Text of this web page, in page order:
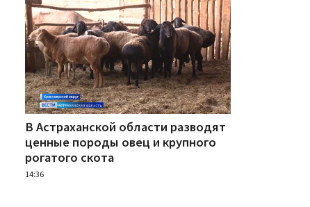
В Астраханской области разводят
ценные породы овец и крупного
рогатого скота
14:36